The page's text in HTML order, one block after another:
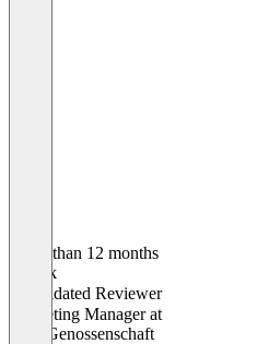
Older than 12 months
Anouk
Validated Reviewer
Marketing Managerat
ESA Genossenschaft